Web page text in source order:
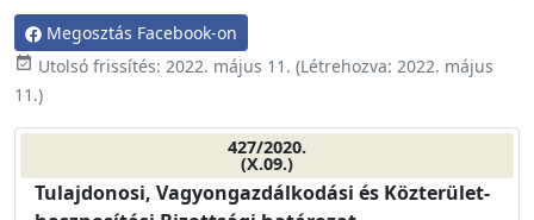
Megosztás Facebook-on
event_available Utolsó frissítés: 2022. május 11. (Létrehozva: 2022. május
11.)
427/2020.
(X.09.)
Tulajdonosi, Vagyongazdálkodási és Közterület-